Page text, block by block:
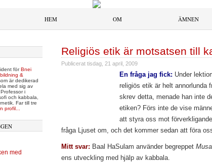
HEM OM ÄMNEN
förBnei
&
är dedikerad
med sig av
i
och kabbala,
Far till tre
profil...
med
Religiös etik är motsatsen till
Publicerat tisdag, 21 april, 2009
En fråga jag fick: Under
religiös etik är helt annorlunda
skrev detta, menade han inte
etiken? Förs inte de vise
att styra oss mot
fråga Ljuset om, och det kommer sedan att föra
Mitt svar: Baal HaSulam använder begreppet
ens utveckling med hjälp av kabbala.